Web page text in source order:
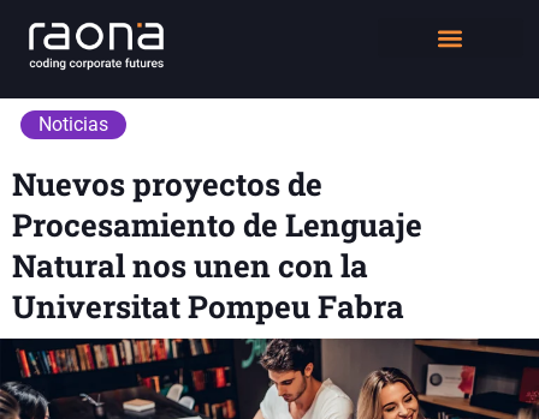
Noticias
Nuevos proyectos de
Procesamiento de Lenguaje
Natural nos unen con la
Universitat Pompeu Fabra